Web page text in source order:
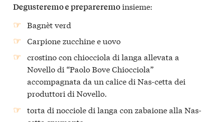
Degusteremo e prepareremoinsieme:
Bagnèt verd
Carpione zucchine e uovo
crostino con chiocciola di langa allevata a
Novello di “Paolo Bove Chiocciola”
accompagnata da un calice di Nas-cetta dei
produttori di Novello.
torta di nocciole di langa con zabaione alla Nas-